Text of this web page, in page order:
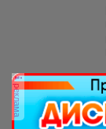
реклама